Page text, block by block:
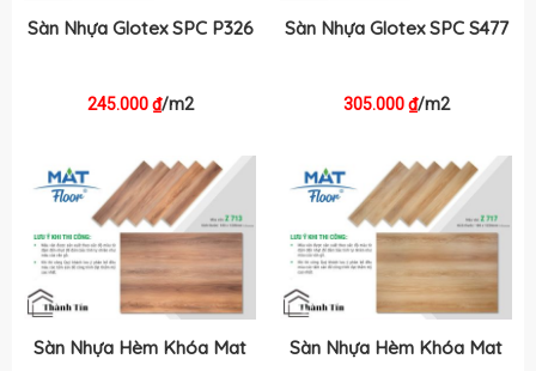
Sàn Nhựa Glotex SPC P326
245.000₫/m2
Sàn Nhựa Glotex SPC S477
305.000₫/m2
Sàn Nhựa Hèm Khóa Mat
Sàn Nhựa Hèm Khóa Mat